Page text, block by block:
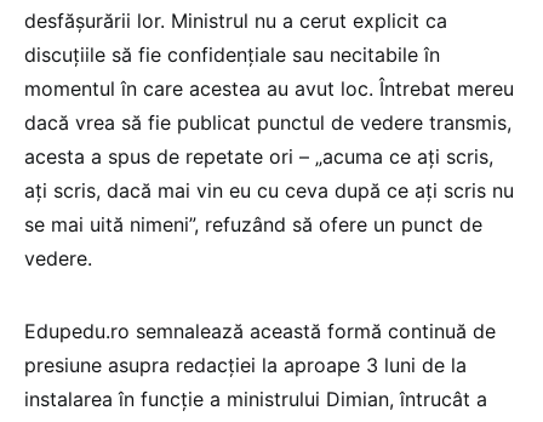
desfășurării lor. Ministrul nu a cerut explicit ca
discuțiile să fie confidențiale sau necitabile în
momentul în care acestea au avut loc. Întrebat mereu
dacă vrea să fie publicat punctul de vedere transmis,
acesta a spus de repetate ori – „acuma ce ați scris,
ați scris, dacă mai vin eu cu ceva după ce ați scris nu
se mai uită nimeni”, refuzând să ofere un punct de
vedere.
Edupedu.ro semnalează această formă continuă de
presiune asupra redacției la aproape 3 luni de la
instalarea în funcție a ministrului Dimian, întrucât a